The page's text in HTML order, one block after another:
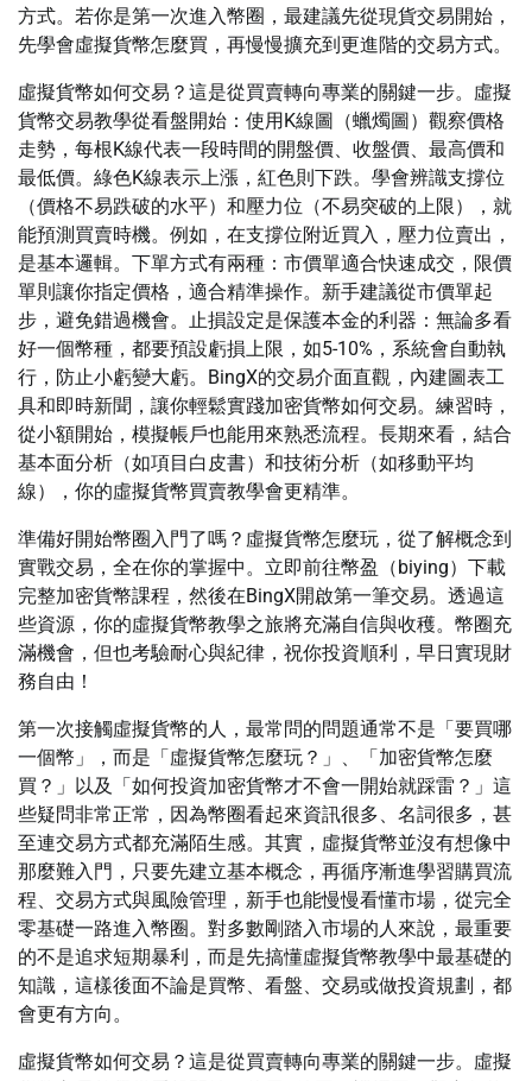
方式。若你是第一次進入幣圈，最建議先從現貨交易開始，
先學會虛擬貨幣怎麼買，再慢慢擴充到更進階的交易方式。
虛擬貨幣如何交易？這是從買賣轉向專業的關鍵一步。虛擬
貨幣交易教學從看盤開始：使用K線圖（蠟燭圖）觀察價格
走勢，每根K線代表一段時間的開盤價、收盤價、最高價和
最低價。綠色K線表示上漲，紅色則下跌。學會辨識支撐位
（價格不易跌破的水平）和壓力位（不易突破的上限），就
能預測買賣時機。例如，在支撐位附近買入，壓力位賣出，
是基本邏輯。下單方式有兩種：市價單適合快速成交，限價
單則讓你指定價格，適合精準操作。新手建議從市價單起
步，避免錯過機會。止損設定是保護本金的利器：無論多看
好一個幣種，都要預設虧損上限，如5-10%，系統會自動執
行，防止小虧變大虧。BingX的交易介面直觀，內建圖表工
具和即時新聞，讓你輕鬆實踐加密貨幣如何交易。練習時，
從小額開始，模擬帳戶也能用來熟悉流程。長期來看，結合
基本面分析（如項目白皮書）和技術分析（如移動平均
線），你的虛擬貨幣買賣教學會更精準。
準備好開始幣圈入門了嗎？虛擬貨幣怎麼玩，從了解概念到
實戰交易，全在你的掌握中。立即前往幣盈（biying）下載
完整加密貨幣課程，然後在BingX開啟第一筆交易。透過這
些資源，你的虛擬貨幣教學之旅將充滿自信與收穫。幣圈充
滿機會，但也考驗耐心與紀律，祝你投資順利，早日實現財
務自由！
第一次接觸虛擬貨幣的人，最常問的問題通常不是「要買哪
一個幣」，而是「虛擬貨幣怎麼玩？」、「加密貨幣怎麼
買？」以及「如何投資加密貨幣才不會一開始就踩雷？」這
些疑問非常正常，因為幣圈看起來資訊很多、名詞很多，甚
至連交易方式都充滿陌生感。其實，虛擬貨幣並沒有想像中
那麼難入門，只要先建立基本概念，再循序漸進學習購買流
程、交易方式與風險管理，新手也能慢慢看懂市場，從完全
零基礎一路進入幣圈。對多數剛踏入市場的人來說，最重要
的不是追求短期暴利，而是先搞懂虛擬貨幣教學中最基礎的
知識，這樣後面不論是買幣、看盤、交易或做投資規劃，都
會更有方向。
虛擬貨幣如何交易？這是從買賣轉向專業的關鍵一步。虛擬